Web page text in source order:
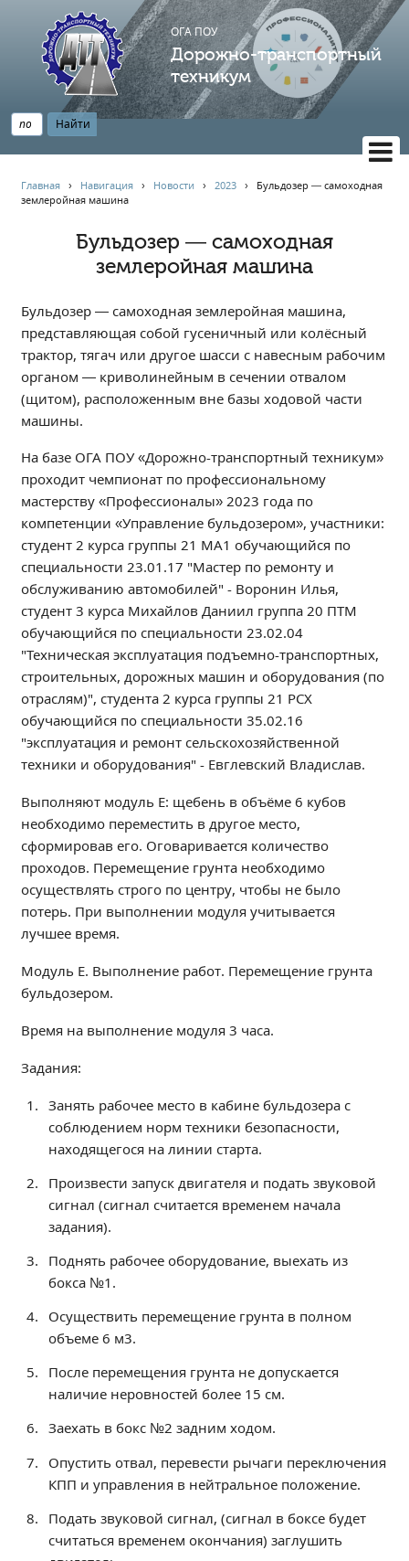
ОГА ПОУ
Дорожно-транспортный
техникум
НАВИГАЦИЯ
Главная
Профессионалитет
Опрос по качеству образования
Новости
Наблюдательный совет
Информация
Независимая оценка качества
Профориентация
Обращения онлайн
Контакты
Региональный центр по профилактике ДДТТ
Учебно-производственный комплекс
Центр карьеры
Противодействие коррупции
Всероссийское чемпионатное движение
Региональная инновационная площадка
СВЕДЕНИЯ ОБ ОБРАЗОВАТЕЛЬНОЙ ОРГАНИЗАЦИИ
Основные сведения
Структура и органы управления образовательной
Документы
Образование
Образовательные стандарты и требования
Руководство
Педагогический состав
Материально-техническое обеспечение и
оснащенность образовательного процесса.
Доступная среда
Стипендии и меры поддержки обучающихся
Платные образовательные услуги
Международное сотрудничество
Организация питания в образовательной
организации
УЧЕБНАЯ РАБОТА
Расписание занятий
Заочное отделение
Локальные акты
ВОСПИТАТЕЛЬНАЯ РАБОТА
Безопасность на железной дороге
ГТО
Дополнительное образование
Информация для детей-сирот
Пожарная безопасность
Программа воспитания
Главная › Навигация › Новости ›2023 › Бульдозер — самоходная
землеройная машина
Бульдозер — самоходная
землеройная машина
Бульдозер — самоходная землеройная машина,
представляющая собой гусеничный или колёсный
трактор, тягач или другое шасси с навесным рабочим
органом — криволинейным в сечении отвалом
(щитом), расположенным вне базы ходовой части
машины.
На базе ОГА ПОУ «Дорожно-транспортный техникум»
проходит чемпионат по профессиональному
мастерству «Профессионалы» 2023 года по
компетенции «Управление бульдозером», участники:
студент 2 курса группы 21 МА1 обучающийся по
специальности 23.01.17 "Мастер по ремонту и
обслуживанию автомобилей" - Воронин Илья,
студент 3 курса Михайлов Даниил группа 20 ПТМ
обучающийся по специальности 23.02.04
"Техническая эксплуатация подъемно-транспортных,
строительных, дорожных машин и оборудования (по
отраслям)", студента 2 курса группы 21 РСХ
обучающийся по специальности 35.02.16
"эксплуатация и ремонт сельскохозяйственной
техники и оборудования" - Евглевский Владислав.
Выполняют модуль Е: щебень в объёме 6 кубов
необходимо переместить в другое место,
сформировав его. Оговаривается количество
проходов. Перемещение грунта необходимо
осуществлять строго по центру, чтобы не было
потерь. При выполнении модуля учитывается
лучшее время.
Модуль Е. Выполнение работ. Перемещение грунта
бульдозером.
Время на выполнение модуля 3 часа.
Задания:
Занять рабочее место в кабине бульдозера с
соблюдением норм техники безопасности,
находящегося на линии старта.
Произвести запуск двигателя и подать звуковой
сигнал (сигнал считается временем начала
задания).
Поднять рабочее оборудование, выехать из
бокса №1.
Осуществить перемещение грунта в полном
объеме 6 м3.
После перемещения грунта не допускается
наличие неровностей более 15 см.
Заехать в бокс №2 задним ходом.
Опустить отвал, перевести рычаги переключения
КПП и управления в нейтральное положение.
Подать звуковой сигнал, (сигнал в боксе будет
считаться временем окончания) заглушить